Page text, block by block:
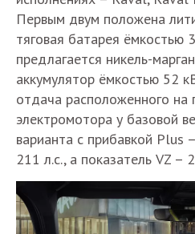
Первым двум положена
тяговая батарея ёмкостью
предлагается никель-
аккумулятор ёмкостью 52
отдача расположенного на
электромотора у базовой
варианта с прибавкой Plus
211 л.с., а показатель VZ –